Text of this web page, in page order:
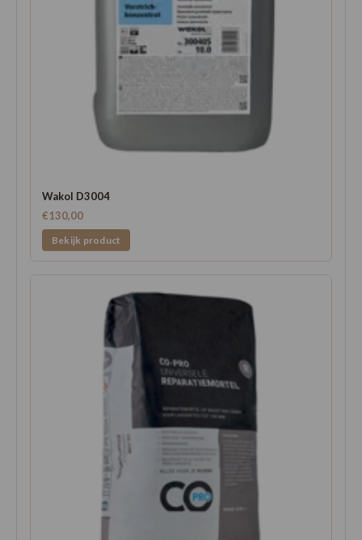
Wakol D3004
€130,00
Bekijk product